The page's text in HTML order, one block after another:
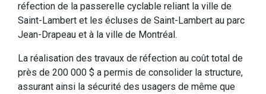
réfection de la passerelle cyclable reliant la ville de
Saint-Lambert et les écluses de Saint-Lambert au parc
Jean-Drapeau et à la ville de Montréal.
La réalisation des travaux de réfection au coût total de
près de 200 000 $ a permis de consolider la structure,
assurant ainsi la sécurité des usagers de même que